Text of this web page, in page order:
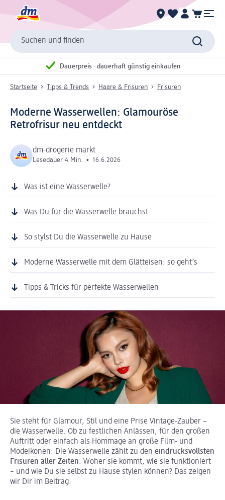
Suchen und finden
Dauerpreis - dauerhaft günstig einkaufen
Startseite Tipps & Trends Haare & Frisuren Frisuren
Moderne Wasserwellen: Glamouröse
Retrofrisur neu entdeckt
dm-drogerie markt
Lesedauer 4 Min. • 16.6.2026
Was ist eine Wasserwelle?
Was Du für die Wasserwelle brauchst
So stylst Du die Wasserwelle zu Hause
Moderne Wasserwelle mit dem Glätteisen: so geht’s
Tipps & Tricks für perfekte Wasserwellen
Sie steht für Glamour, Stil und eine Prise Vintage-Zauber –
die Wasserwelle. Ob zu festlichen Anlässen, für den großen
Auftritt oder einfach als Hommage an große Film- und
Modeikonen: Die Wasserwelle zählt zu den eindrucksvollsten
Frisuren aller Zeiten. Woher sie kommt, wie sie funktioniert
– und wie Du sie selbst zu Hause stylen können? Das zeigen
wir Dir im Beitrag.